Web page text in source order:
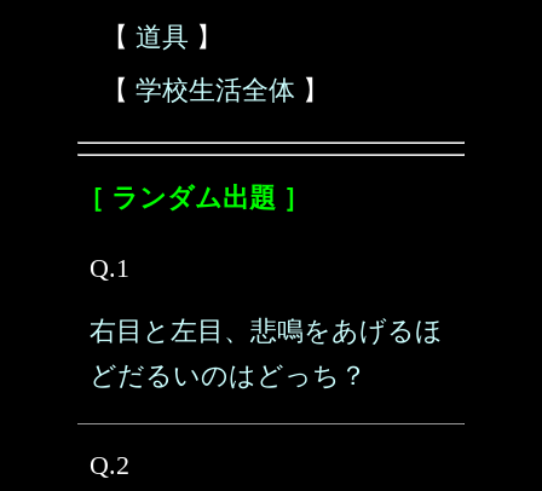
【 道具 】
【 学校生活全体 】
［ ランダム出題 ］
Q.1
右目と左目、悲鳴をあげるほ
どだるいのはどっち？
Q.2